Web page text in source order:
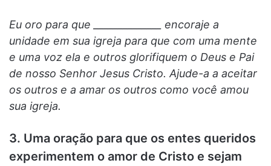
Eu oro para que ______________ encoraje a
unidade em sua igreja para que com uma mente
e uma voz ela e outros glorifiquem o Deus e Pai
de nosso Senhor Jesus Cristo. Ajude-a a aceitar
os outros e a amar os outros como você amou
sua igreja.
3. Uma oração para que os entes queridos
experimentem o amor de Cristo e sejam